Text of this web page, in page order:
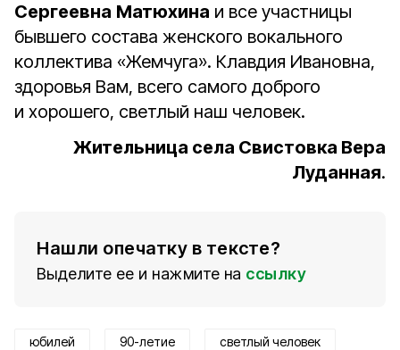
Сергеевна Матюхина и все участницы
бывшего состава женского вокального
коллектива «Жемчуга». Клавдия Ивановна,
здоровья Вам, всего самого доброго
и хорошего, светлый наш человек.
Жительница села Свистовка Вера
Луданная.
Нашли опечатку в тексте?
Выделите ее и нажмите на ссылку
юбилей 90-летие светлый человек